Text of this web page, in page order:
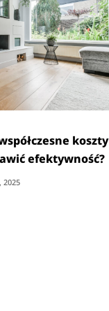
koszty
efektywność?
2025